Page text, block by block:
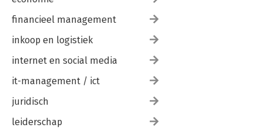
financieel management
inkoop en logistiek
internet en social media
it-management / ict
juridisch
leiderschap